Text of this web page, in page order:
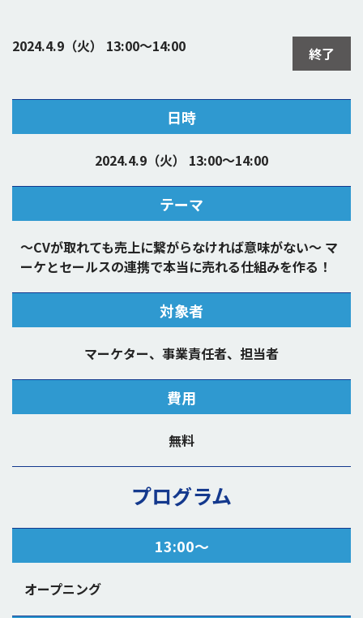
2024.4.9（火） 13:00～14:00 終了
日時
2024.4.9（火） 13:00～14:00
テーマ
〜CVが取れても売上に繋がらなければ意味がない〜 マ
ーケとセールスの連携で本当に売れる仕組みを作る！
対象者
マーケター、事業責任者、担当者
費用
無料
プログラム
13:00〜
オープニング